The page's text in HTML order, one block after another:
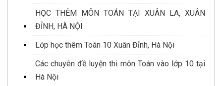
HỌC THÊM MÔN TOÁN TẠI XUÂN LA, XUÂN
ĐỈNH, HÀ NỘI
Lớp học thêm Toán 10 Xuân Đỉnh, Hà Nội
Các chuyên đề luyện thi môn Toán vào lớp 10 tại
Hà Nội